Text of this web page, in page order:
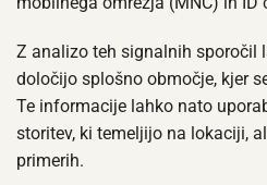
Z analizo teh signalnih sporočil
določijo splošno območje, kjer
Te informacije lahko nato
storitev, ki temeljijo na lokaciji,
primerih.